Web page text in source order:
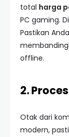
total harga
PC gaming.
Pastikan
offline.
2.
Otak dari
modern,